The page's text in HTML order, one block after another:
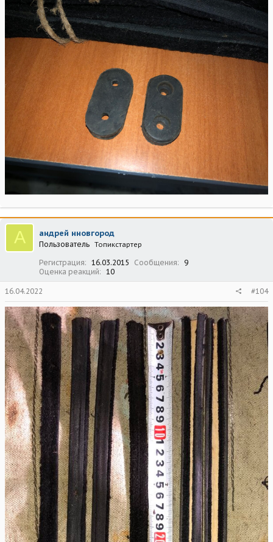
А андрей нновгород
Пользователь Топикстартер
Регистрация 16.03.2015 Сообщения
9
Оценка реакций
10
16.04.2022 #104